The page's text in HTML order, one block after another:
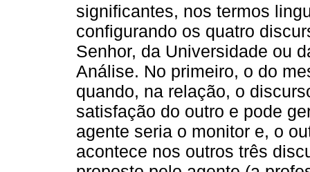
significantes, nos termos
configurando os quatro
Senhor, da Universidade ou
Análise. No primeiro, o do
quando, na relação, o
satisfação do outro e pode
agente seria o monitor e, o
acontece nos outros três